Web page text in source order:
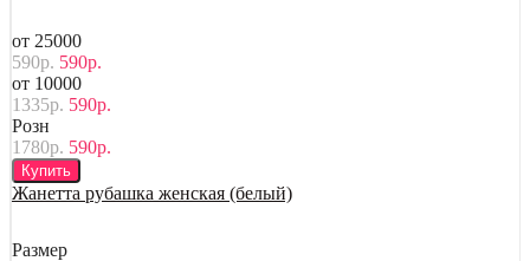
от 25000
590р. 590р.
от 10000
1335р. 590р.
Розн
1780р. 590р.
Купить
Жанетта рубашка женская (белый)
Размер